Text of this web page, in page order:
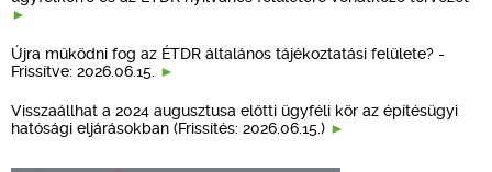
Újra működni fog az ÉTDR általános tájékoztatási felülete? -
Frissítve: 2026.06.15.
Visszaállhat a 2024 augusztusa előtti ügyféli kör az építésügyi
hatósági eljárásokban (Frissítés: 2026.06.15.)